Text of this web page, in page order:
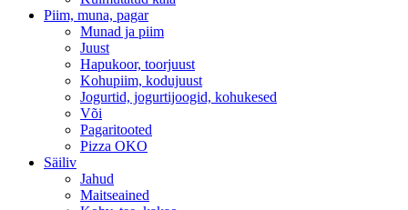
Piim, muna, pagar
Munad ja piim
Juust
Hapukoor, toorjuust
Kohupiim, kodujuust
Jogurtid, jogurtijoogid, kohukesed
Või
Pagaritooted
Pizza OKO
Säiliv
Jahud
Maitseained